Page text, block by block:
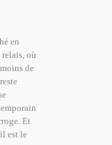
en
où
de
Et
est le